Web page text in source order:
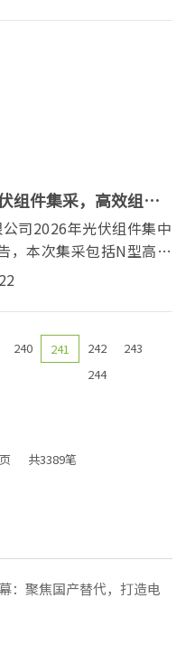
组件集采，高效组件
司2026年光伏组件集中
，本次集采包括N型高效
个标段，采购范围为...
240 241 242
243
244
共3389笔
：聚焦国产替代，打造电